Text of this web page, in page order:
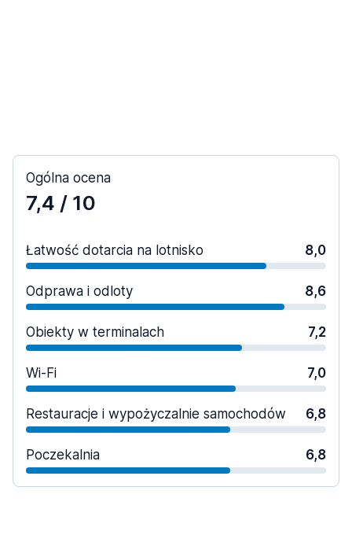
Ogólna ocena
7,4 / 10
Łatwość dotarcia na lotnisko 8,0
Odprawa i odloty 8,6
Obiekty w terminalach 7,2
Wi-Fi 7,0
Restauracje i wypożyczalnie samochodów 6,8
Poczekalnia 6,8